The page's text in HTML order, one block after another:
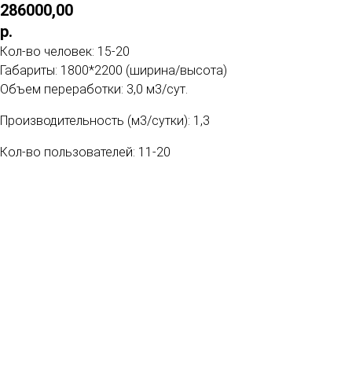
286000,00
р.
Кол-во человек: 15-20
Габариты: 1800*2200 (ширина/высота)
Объем переработки: 3,0 м3/сут.
Производительность (м3/сутки): 1,3
Кол-во пользователей: 11-20